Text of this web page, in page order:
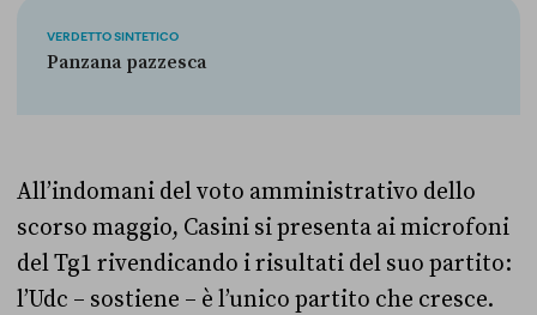
VERDETTO SINTETICO
Panzana pazzesca
All’indomani del voto amministrativo dello
scorso maggio, Casini si presenta ai microfoni
del Tg1 rivendicando i risultati del suo partito:
l’Udc – sostiene – è l’unico partito che cresce.